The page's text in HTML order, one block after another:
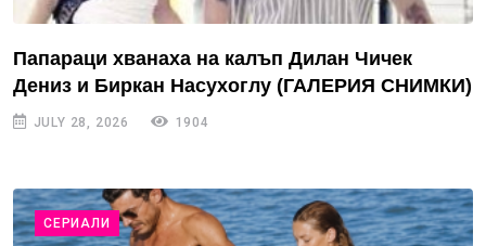
Папараци хванаха на калъп Дилан Чичек
Дениз и Биркан Насухоглу (ГАЛЕРИЯ СНИМКИ)
JULY 28, 2026 1904
СЕРИАЛИ